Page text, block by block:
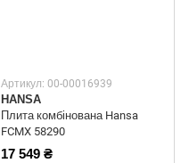
Артикул: 00-00016939
HANSA
Плита комбінована Hansa
FCMX 58290
17 549 ₴